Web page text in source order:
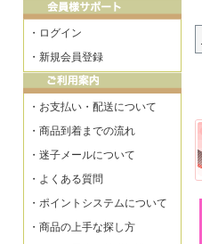
・ ログイン
・ 新規会員登録
・ お支払い・配送について
・ 商品到着までの流れ
・ 迷子メールについて
・ よくある質問
・ ポイントシステムについて
・ 商品の上手な探し方